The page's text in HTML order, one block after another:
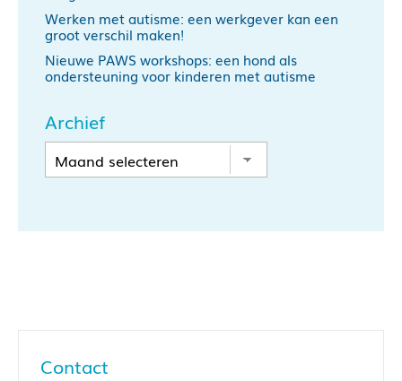
Werken met autisme: een werkgever kan een
groot verschil maken!
Nieuwe PAWS workshops: een hond als
ondersteuning voor kinderen met autisme
Archief
Contact